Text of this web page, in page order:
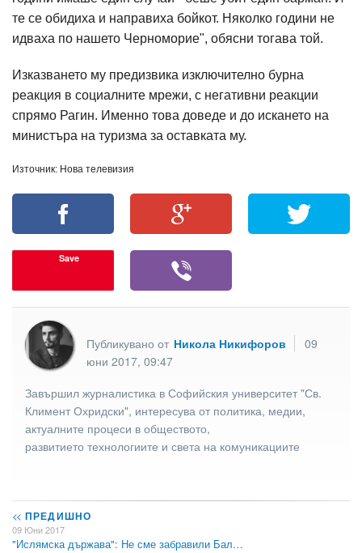
те се обидиха и направиха бойкот. Няколко години не
идваха по нашето Черноморие", обясни тогава той.
Изказването му предизвика изключително бурна
реакция в социалните мрежи, с негативни реакции
спрямо Рагин. Именно това доведе и до искането на
министъра на туризма за оставката му.
Източник: Нова телевизия
Save
Публикувано от Никола Никифоров
09
юни 2017, 09:47
Завършил журналистика в Софийския университет "Св.
Климент Охридски", интересува от политика, медии,
актуалните процеси в обществото,
развитието технологиите и света на комуникациите
<< ПРЕДИШНО
09 Юни 2017
"Ислямска държава": Не сме забравили Бал…